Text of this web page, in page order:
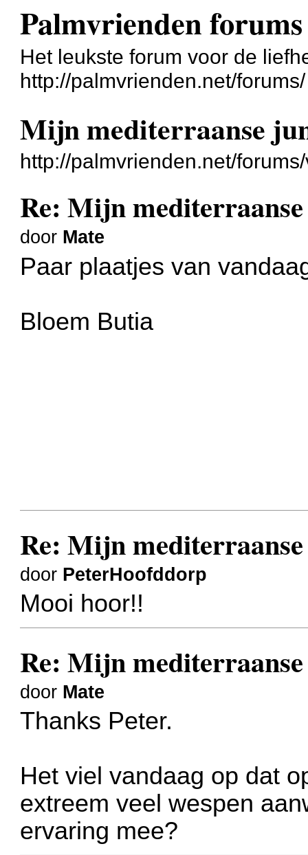
Palmvrienden forums
Het leukste forum voor de
http://palmvrienden.net/forums/
Mijn mediterraanse
http://palmvrienden.net/
Re: Mijn
door Mate
Paar plaatjes van
Bloem Butia
Re: Mijn
door PeterHoofddorp
Mooi hoor!!
Re: Mijn
door Mate
Thanks Peter.
Het viel vandaag op dat
extreem veel wespen
ervaring mee?